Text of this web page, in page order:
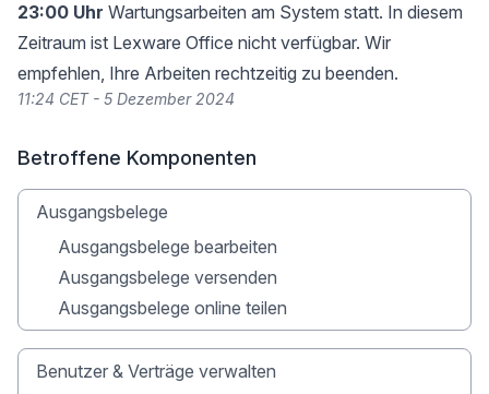
23:00 Uhr Wartungsarbeiten am System statt. In diesem
Zeitraum ist Lexware Office nicht verfügbar. Wir
empfehlen, Ihre Arbeiten rechtzeitig zu beenden.
11:24 CET - 5 Dezember 2024
Betroffene Komponenten
Ausgangsbelege
Ausgangsbelege bearbeiten
Ausgangsbelege versenden
Ausgangsbelege online teilen
Benutzer & Verträge verwalten